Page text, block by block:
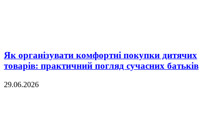
Як організувати комфортні покупки дитячих
товарів: практичний погляд сучасних батьків
29.06.2026